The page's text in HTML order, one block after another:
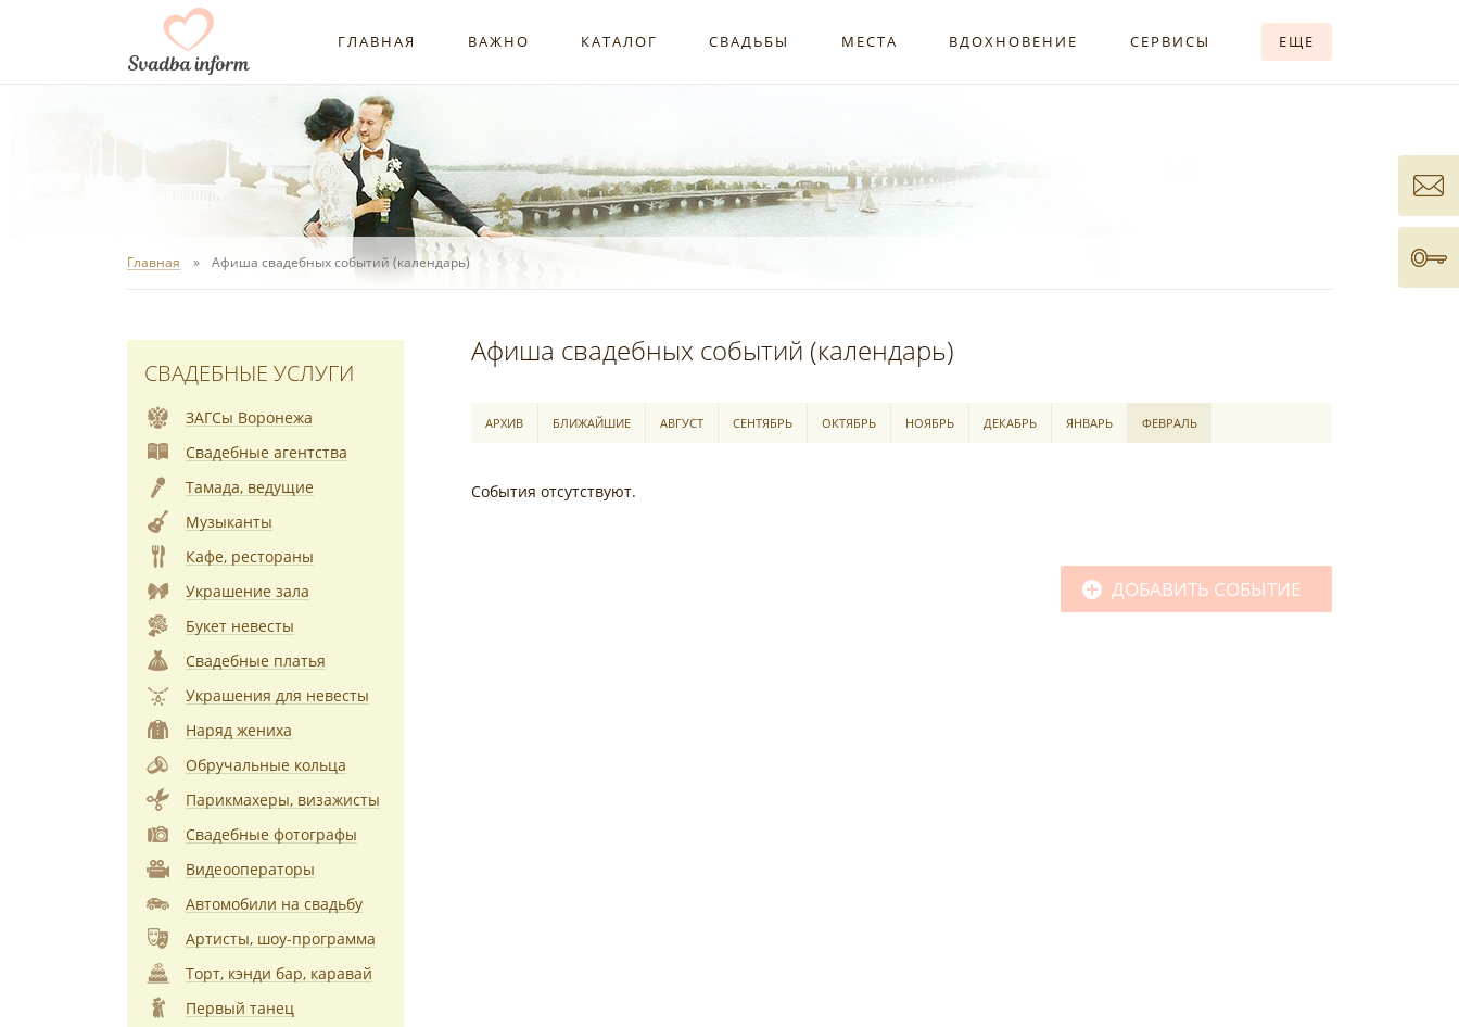
ГЛАВНАЯ ВАЖНО КАТАЛОГ СВАДЬБЫ МЕСТА ВДОХНОВЕНИЕ СЕРВИСЫ ЕЩЕ
Главная Афиша свадебных событий (календарь)
Афиша свадебных событий (календарь)
АРХИВ БЛИЖАЙШИЕ АВГУСТ СЕНТЯБРЬ ОКТЯБРЬ НОЯБРЬ ДЕКАБРЬ ЯНВАРЬ ФЕВРАЛЬ
События отсутствуют.
ДОБАВИТЬ СОБЫТИЕ
СВАДЕБНЫЕ УСЛУГИ
ЗАГСы Воронежа
Свадебные агентства
Тамада, ведущие
Музыканты
Кафе, рестораны
Украшение зала
Букет невесты
Свадебные платья
Украшения для невесты
Наряд жениха
Обручальные кольца
Парикмахеры, визажисты
Свадебные фотографы
Видеооператоры
Автомобили на свадьбу
Артисты, шоу-программа
Торт, кэнди бар, каравай
Первый танец